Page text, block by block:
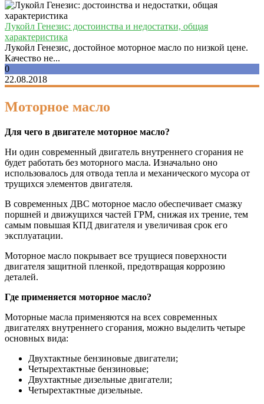
Лукойл Генезис: достоинства и недостатки, общая
характеристика
Лукойл Генезис, достойное моторное масло по низкой цене.
Качество не...
0
22.08.2018
Моторное масло
Для чего в двигателе моторное масло?
Ни один современный двигатель внутреннего сгорания не
будет работать без моторного масла. Изначально оно
использовалось для отвода тепла и механического мусора от
трущихся элементов двигателя.
В современных ДВС моторное масло обеспечивает смазку
поршней и движущихся частей ГРМ, снижая их трение, тем
самым повышая КПД двигателя и увеличивая срок его
эксплуатации.
Моторное масло покрывает все трущиеся поверхности
двигателя защитной пленкой, предотвращая коррозию
деталей.
Где применяется моторное масло?
Моторные масла применяются на всех современных
двигателях внутреннего сгорания, можно выделить четыре
основных вида:
Двухтактные бензиновые двигатели;
Четырехтактные бензиновые;
Двухтактные дизельные двигатели;
Четырехтактные дизельные.